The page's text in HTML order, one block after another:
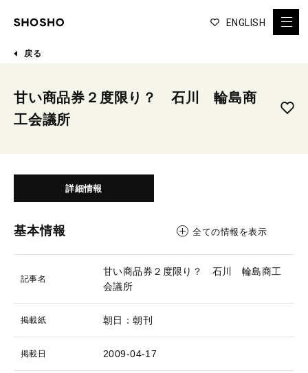
ENGLISH
戻る
甘い商品券２度限り？ 石川 輪島商
工会議所
詳細情報
基本情報 全ての情報を表示
記事名
甘い商品券２度限り？ 石川 輪島商工
会議所
掲載紙 朝日：朝刊
掲載日 2009-04-17